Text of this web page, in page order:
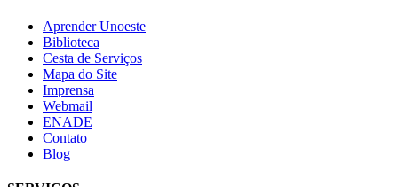
Aprender Unoeste
Biblioteca
Cesta de Serviços
Mapa do Site
Imprensa
Webmail
ENADE
Contato
Blog